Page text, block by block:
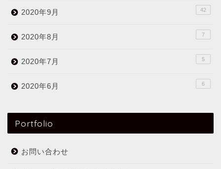
2020年9月 42
2020年8月 7
2020年7月 5
2020年6月 6
Portfolio
お問い合わせ